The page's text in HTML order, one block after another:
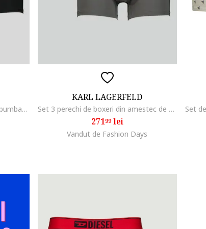
Set de 3 perechi din amestec de bumbac organic Ikon, Negru/Gri antracit
KARL LAGERFELD
Set 3 perechi de boxeri din amestec de bumbac organic, Negru/Gri antracit
27199lei
Vandut de Fashion Days